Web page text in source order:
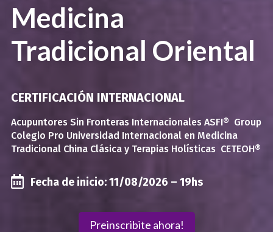
Medicina
Tradicional Oriental
CERTIFICACIÓN INTERNACIONAL
Acupuntores Sin Fronteras Internacionales ASFI® Group
Colegio Pro Universidad Internacional en Medicina
Tradicional China Clásica y Terapias Holísticas CETEOH®
 Fecha de inicio: 11/08/2026 – 19hs
Preinscribite ahora!